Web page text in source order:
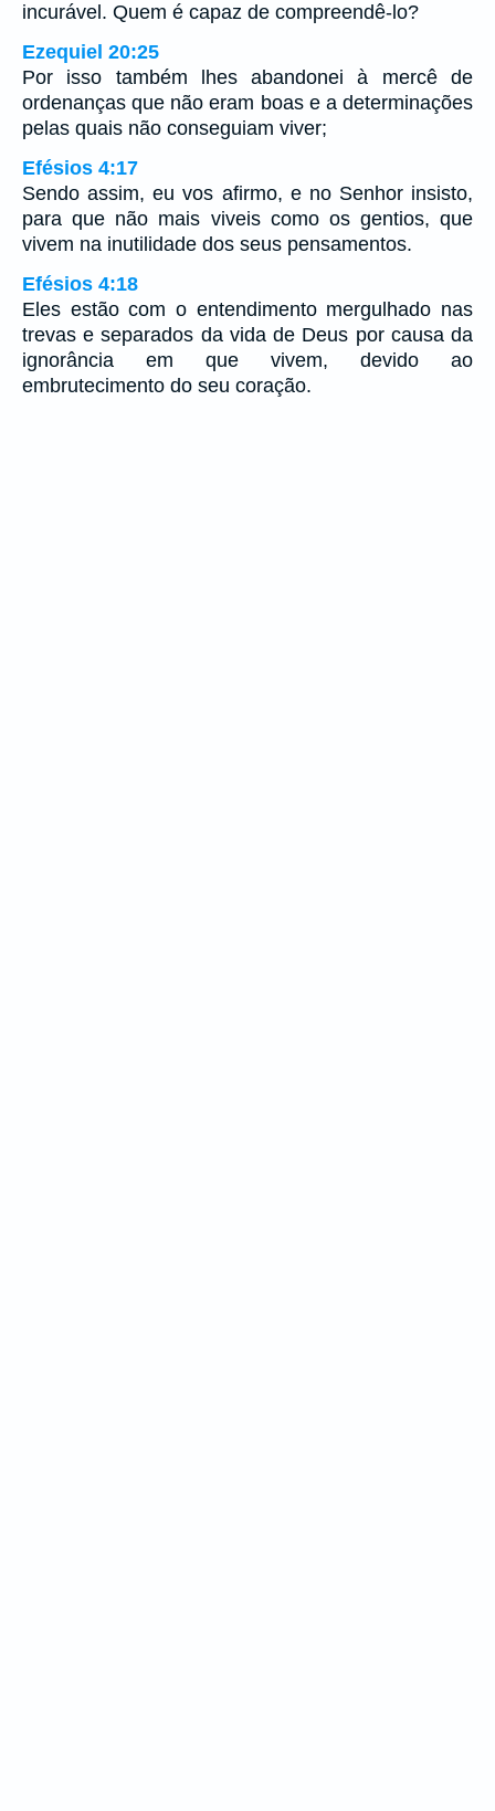
incurável. Quem é capaz de compreendê-lo?
Ezequiel 20:25
Por isso também lhes abandonei à mercê de
ordenanças que não eram boas e a determinações
pelas quais não conseguiam viver;
Efésios 4:17
Sendo assim, eu vos afirmo, e no Senhor insisto,
para que não mais viveis como os gentios, que
vivem na inutilidade dos seus pensamentos.
Efésios 4:18
Eles estão com o entendimento mergulhado nas
trevas e separados da vida de Deus por causa da
ignorância em que vivem, devido ao
embrutecimento do seu coração.